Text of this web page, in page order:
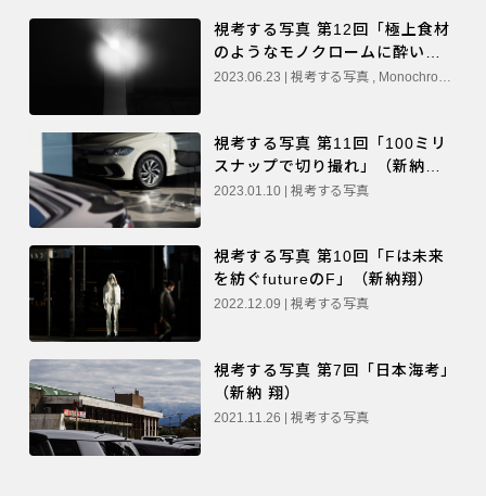
視考する写真 第12回「極上食材
のようなモノクロームに酔いし
れる」（新納 翔）
2023.06.23 | 視考する写真 , Monochrome , モノクローム
視考する写真 第11回「100ミリ
スナップで切り撮れ」（新納
翔）
2023.01.10 | 視考する写真
視考する写真 第10回「Fは未来
を紡ぐfutureのF」（新納翔）
2022.12.09 | 視考する写真
視考する写真 第7回「日本海考」
（新納 翔）
2021.11.26 | 視考する写真